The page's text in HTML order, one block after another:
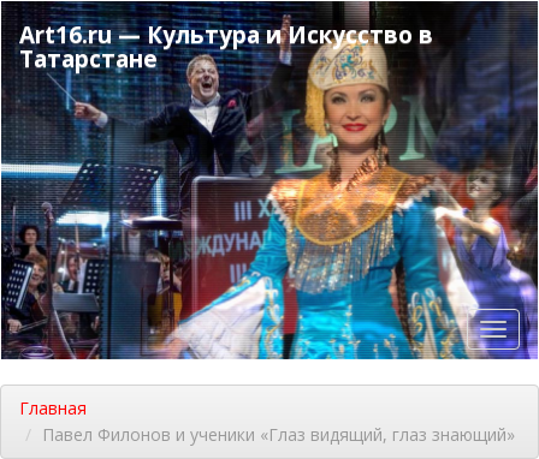
Перейти
к
основному
содержанию
Art16.ru — Культура и Искусство в
Татарстане
Главная
Павел Филонов и ученики «Глаз видящий, глаз знающий»